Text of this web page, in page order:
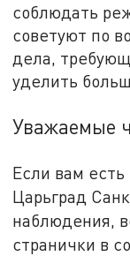
соблюдать
советуют по
дела,
уделить
Уважаемые
Если вам
Царьград
наблюдения,
странички в